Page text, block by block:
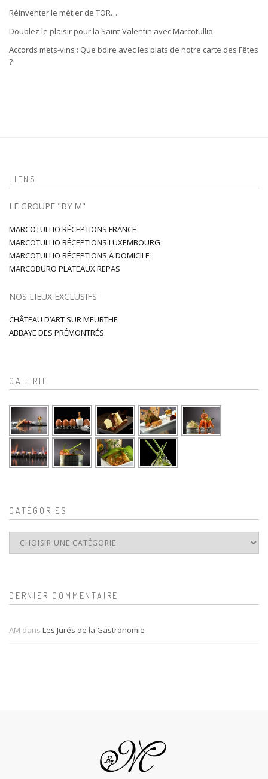
Réinventer le métier de TOR…
Doublez le plaisir pour la Saint-Valentin avec Marcotullio
Accords mets-vins : Que boire avec les plats de notre carte des Fêtes
?
LIENS
LE GROUPE "BY M"
MARCOTULLIO RÉCEPTIONS FRANCE
MARCOTULLIO RÉCEPTIONS LUXEMBOURG
MARCOTULLIO RÉCEPTIONS À DOMICILE
MARCOBURO PLATEAUX REPAS
NOS LIEUX EXCLUSIFS
CHÂTEAU D’ART SUR MEURTHE
ABBAYE DES PRÉMONTRÉS
GALERIE
CATÉGORIES
DERNIER COMMENTAIRE
AM dans Les Jurés de la Gastronomie